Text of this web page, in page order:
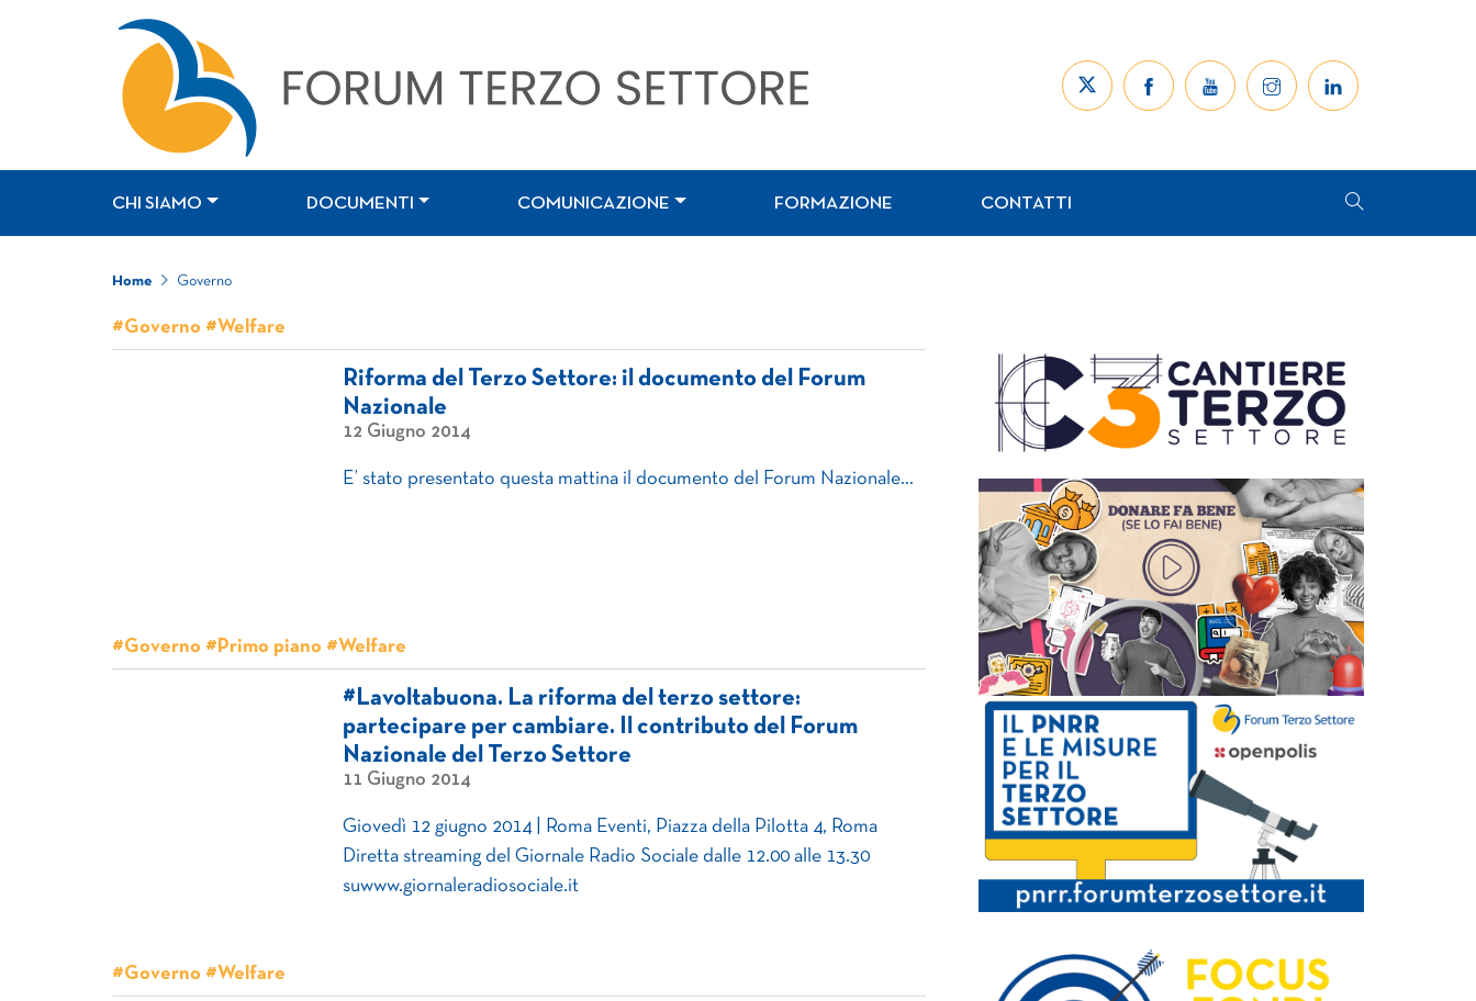
CHI SIAMO DOCUMENTI COMUNICAZIONE FORMAZIONE CONTATTI
Home Governo
#Governo #Welfare
Riforma del Terzo Settore: il documento del Forum
Nazionale
12 Giugno 2014
E’ stato presentato questa mattina il documento del Forum Nazionale…
#Governo #Primo piano #Welfare
#Lavoltabuona. La riforma del terzo settore:
partecipare per cambiare. Il contributo del Forum
Nazionale del Terzo Settore
11 Giugno 2014
Giovedì 12 giugno 2014 | Roma Eventi, Piazza della Pilotta 4, Roma
Diretta streaming del Giornale Radio Sociale dalle 12.00 alle 13.30
suwww.giornaleradiosociale.it
#Governo #Welfare